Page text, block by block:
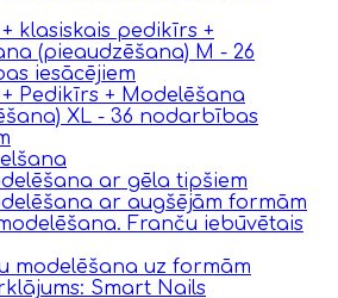
klasiskais pedikīrs +
(pieaudzēšana) M - 26
iesācējiem
Pedikīrs + Modelēšana
XL - 36 nodarbības
ar gēla tipšiem
ar augšējām formām
Franču iebūvētais
modelēšana uz formām
Smart Nails